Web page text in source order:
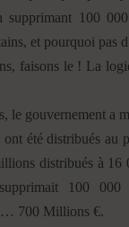
100
et pourquoi pas
faisons le ! La
le gouvernement a
été distribués au
distribués à 16
100 000
… 700 Millions €.